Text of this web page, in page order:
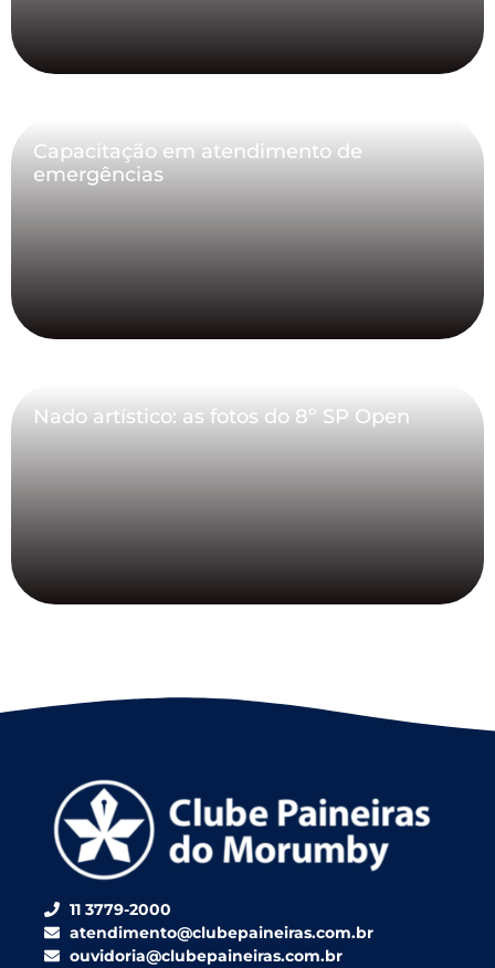
Capacitação em atendimento de
emergências
Nado artístico: as fotos do 8º SP Open
11 3779-2000
atendimento@clubepaineiras.com.br
ouvidoria@clubepaineiras.com.br